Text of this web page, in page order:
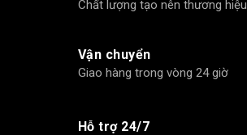
Chất lượng tạo nên thương hiệu
Vận chuyển
Giao hàng trong vòng 24 giờ
Hỗ trợ 24/7